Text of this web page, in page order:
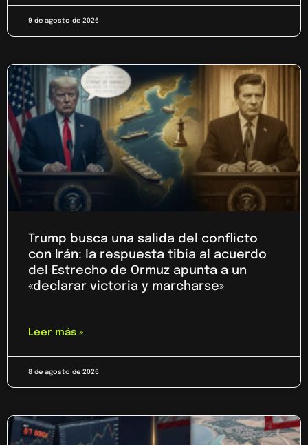
9 de agosto de 2026
Trump busca una salida del conflicto
con Irán: la respuesta tibia al acuerdo
del Estrecho de Ormuz apunta a un
«declarar victoria y marcharse»
Leer más »
8 de agosto de 2026